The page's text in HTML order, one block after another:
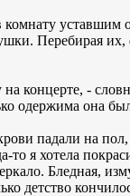
уставшим
Перебирая их,
на концерте, -
одержима она
падали на
то я хотела
Бледная,
детство